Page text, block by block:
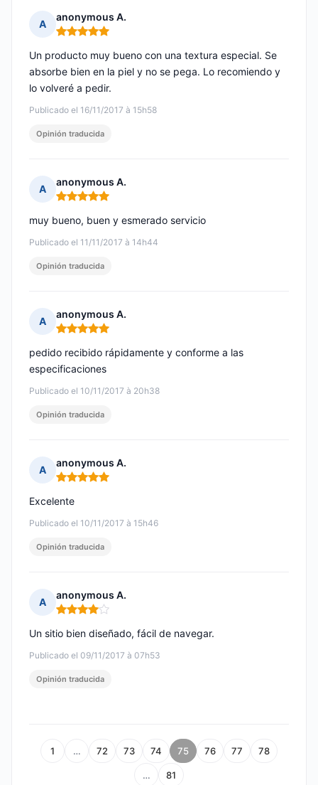
A
anonymous A.
Nota: 5 de 5
Publicado el 16/11/2017 à 15h58
Un producto muy bueno con una textura especial. Se
absorbe bien en la piel y no se pega. Lo recomiendo y
lo volveré a pedir.
Opinión traducida
A
anonymous A.
Nota: 5 de 5
Publicado el 11/11/2017 à 14h44
muy bueno, buen y esmerado servicio
Opinión traducida
A
anonymous A.
Nota: 5 de 5
Publicado el 10/11/2017 à 20h38
pedido recibido rápidamente y conforme a las
especificaciones
Opinión traducida
A
anonymous A.
Nota: 5 de 5
Publicado el 10/11/2017 à 15h46
Excelente
Opinión traducida
A
anonymous A.
Nota: 4 de 5
Publicado el 09/11/2017 à 07h53
Un sitio bien diseñado, fácil de navegar.
Opinión traducida
1 … 72 73 74 75 76 77 78
… 81